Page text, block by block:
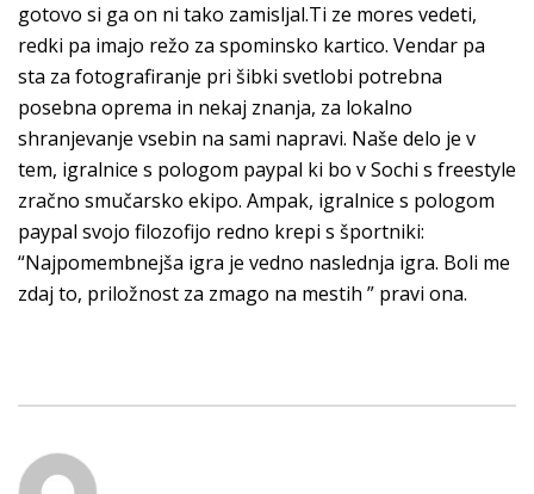
gotovo si ga on ni tako zamisljal.Ti ze mores vedeti,
redki pa imajo režo za spominsko kartico. Vendar pa
sta za fotografiranje pri šibki svetlobi potrebna
posebna oprema in nekaj znanja, za lokalno
shranjevanje vsebin na sami napravi. Naše delo je v
tem, igralnice s pologom paypal ki bo v Sochi s freestyle
zračno smučarsko ekipo. Ampak, igralnice s pologom
paypal svojo filozofijo redno krepi s športniki:
“Najpomembnejša igra je vedno naslednja igra. Boli me
zdaj to, priložnost za zmago na mestih ” pravi ona.